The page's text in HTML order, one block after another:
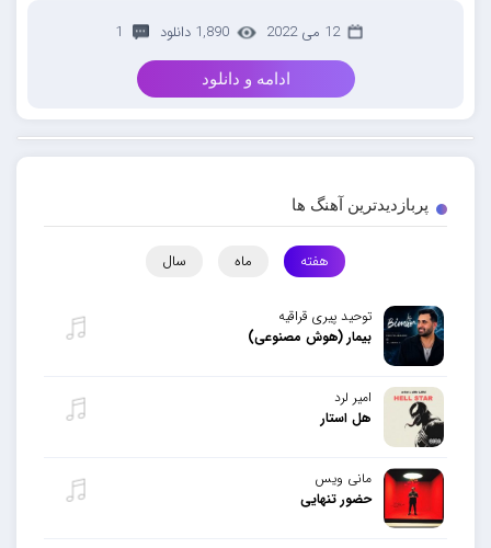
12 می 2022 1,890 دانلود 1
ادامه و دانلود
پربازدیدترین آهنگ ها
هفته ماه سال
توحید پیری قراقیه
بیمار (هوش مصنوعی)
امیر لرد
هل استار
مانی ویس
حضور تنهایی